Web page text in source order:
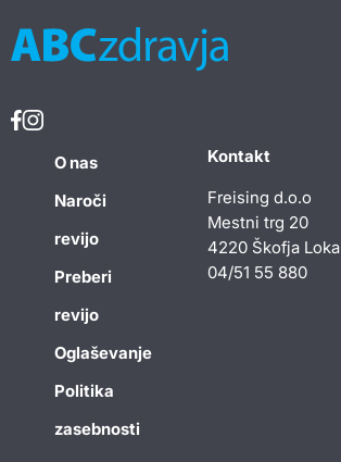
O nas
Naroči
revijo
Preberi
revijo
Oglaševanje
Politika
zasebnosti
Kontakt
Freising d.o.o
Mestni trg 20
4220 Škofja Loka
04/51 55 880